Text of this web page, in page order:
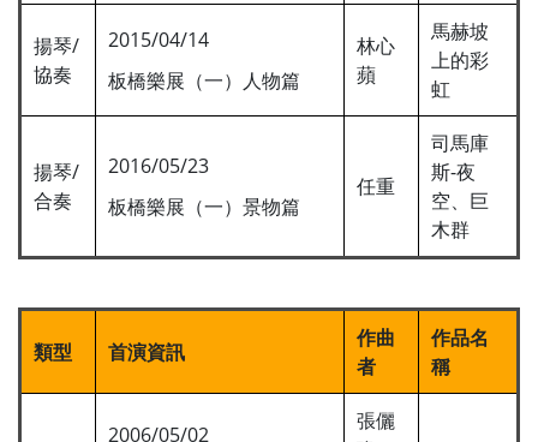
揚琴/
協奏
2015/04/14
板橋樂展（一）人物篇
林心
蘋
馬赫坡
上的彩
虹
揚琴/
合奏
2016/05/23
板橋樂展（一）景物篇
任重
司馬庫
斯-夜
空、巨
木群
類型 首演資訊
作曲
者
作品名
稱
2006/05/02
張儷